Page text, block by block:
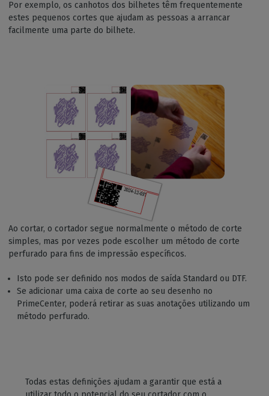
Por exemplo, os canhotos dos bilhetes têm frequentemente
estes pequenos cortes que ajudam as pessoas a arrancar
facilmente uma parte do bilhete.
Ao cortar, o cortador segue normalmente o método de corte
simples, mas por vezes pode escolher um método de corte
perfurado para fins de impressão específicos.
Isto pode ser definido nos modos de saída Standard ou DTF.
Se adicionar uma caixa de corte ao seu desenho no
PrimeCenter, poderá retirar as suas anotações utilizando um
método perfurado.
Todas estas definições ajudam a garantir que está a